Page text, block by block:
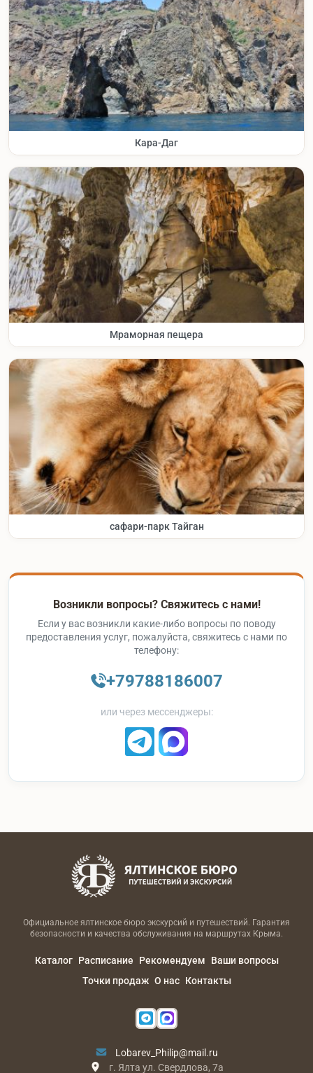
Кара-Даг
Мраморная пещера
сафари-парк Тайган
Возникли вопросы? Свяжитесь с нами!
Если у вас возникли какие-либо вопросы по поводу
предоставления услуг, пожалуйста, свяжитесь с нами по
телефону:
+79788186007
или через мессенджеры:
Официальное ялтинское бюро экскурсий и путешествий. Гарантия
безопасности и качества обслуживания на маршрутах Крыма.
Каталог Расписание Рекомендуем
Ваши вопросы
Точки продаж О нас Контакты
Lobarev_Philip@mail.ru
г. Ялта ул. Свердлова, 7а